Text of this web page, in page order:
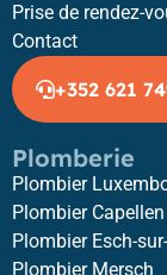
Prise de rendez-
Contact
+352 621
Plomberie
Plombier
Plombier Capellen
Plombier Esch-
Plombier Mersch